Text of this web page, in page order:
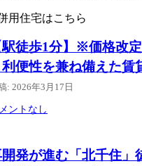
用住宅はこちら
駅徒歩1分】※価格改
利便性を兼ね備えた賃
: 2026年3月17日
ントなし
発が進む「北千住」